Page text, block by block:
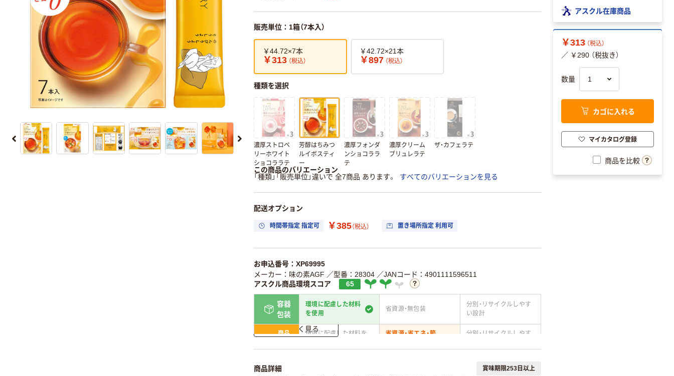
販売単位：1箱（7本入）
￥44.72×7本
￥313 （税込）
￥42.72×21本
￥897 （税込）
種類を選択
濃厚ストロベ
リーホワイト
ショコララテ
芳醇はちみつ
ルイボスティ
ー
濃厚フォンダ
ンショコララ
テ
濃厚クリーム
ブリュレラテ
ザ・カフェラテ
この商品のバリエーション
「種類」「販売単位」違いで 全7商品 あります。
すべてのバリエーションを見る
配送オプション
時間帯指定 指定可 ￥385（税込） 置き場所指定 利用可
お申込番号：XP69995
メーカー：味の素AGF ／型番：28304 ／JANコード：4901111596511
アスクル商品環境スコア
65
容器
包装
環境に配慮した材料
を使用
省資源・無包装
分別・リサイクルしやす
い設計
商品
環境に配慮した材料を
省資源・省エネ・節
分別・リサイクルしやす
仕組
詳しく見る
商品詳細 賞味期限253日以上
アスクル在庫商品
￥313 （税込）
／ ￥290 （税抜き）
数量
カゴに入れる
マイカタログ登録
商品を比較